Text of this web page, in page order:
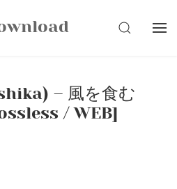
SEARCH
– 風を食む
/ WEB]